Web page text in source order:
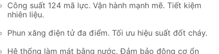
Công suất 124 mã lực. Vận hành mạnh mẽ. Tiết kiệm
nhiên liệu.
Phun xăng điện tử đa điểm. Tối ưu hiệu suất đốt cháy.
Hệ thống làm mát bằng nước. Đảm bảo động cơ ổn